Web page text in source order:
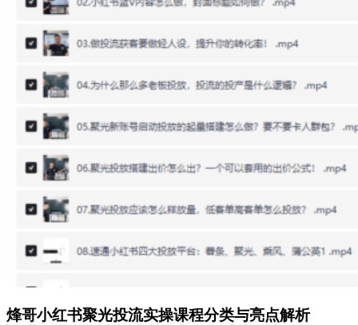
烽哥小红书聚光投流实操课程分类与亮点解析